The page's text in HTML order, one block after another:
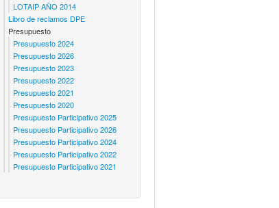
LOTAIP AÑO 2014
Libro de reclamos DPE
Presupuesto
Presupuesto 2024
Presupuesto 2026
Presupuesto 2023
Presupuesto 2022
Presupuesto 2021
Presupuesto 2020
Presupuesto Participativo 2025
Presupuesto Participativo 2026
Presupuesto Participativo 2024
Presupuesto Participativo 2022
Presupuesto Participativo 2021